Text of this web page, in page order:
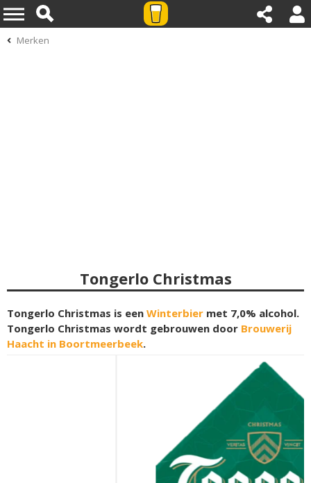
Merken
Tongerlo Christmas
Tongerlo Christmas is een Winterbier met 7,0% alcohol.
Tongerlo Christmas wordt gebrouwen door Brouwerij
Haacht in Boortmeerbeek.